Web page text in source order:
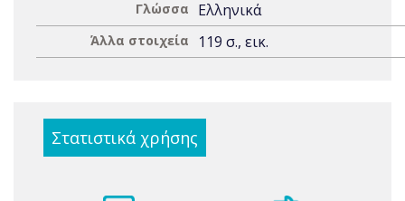
Γλώσσα Ελληνικά
Άλλα στοιχεία 119 σ., εικ.
Στατιστικά χρήσης